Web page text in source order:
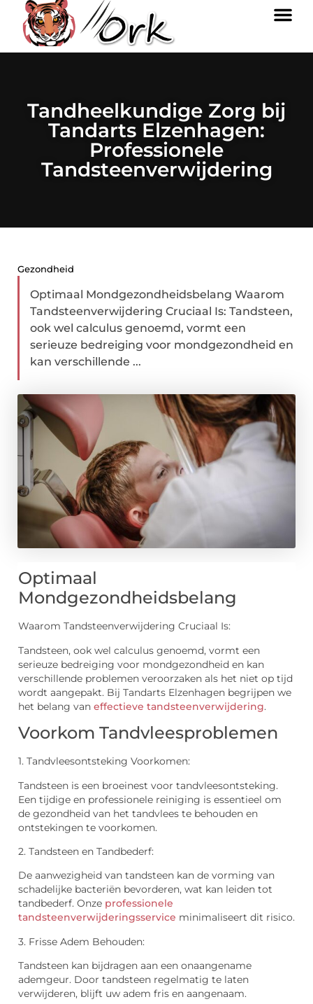
Tandheelkundige Zorg bij
Tandarts Elzenhagen:
Professionele
Tandsteenverwijdering
Gezondheid
Optimaal Mondgezondheidsbelang Waarom
Tandsteenverwijdering Cruciaal Is: Tandsteen,
ook wel calculus genoemd, vormt een
serieuze bedreiging voor mondgezondheid en
kan verschillende ...
Optimaal
Mondgezondheidsbelang
Waarom Tandsteenverwijdering Cruciaal Is:
Tandsteen, ook wel calculus genoemd, vormt een
serieuze bedreiging voor mondgezondheid en kan
verschillende problemen veroorzaken als het niet op tijd
wordt aangepakt. Bij Tandarts Elzenhagen begrijpen we
het belang van effectieve tandsteenverwijdering.
Voorkom Tandvleesproblemen
1. Tandvleesontsteking Voorkomen:
Tandsteen is een broeinest voor tandvleesontsteking.
Een tijdige en professionele reiniging is essentieel om
de gezondheid van het tandvlees te behouden en
ontstekingen te voorkomen.
2. Tandsteen en Tandbederf:
De aanwezigheid van tandsteen kan de vorming van
schadelijke bacteriën bevorderen, wat kan leiden tot
tandbederf. Onze professionele
tandsteenverwijderingsservice minimaliseert dit risico.
3. Frisse Adem Behouden:
Tandsteen kan bijdragen aan een onaangename
ademgeur. Door tandsteen regelmatig te laten
verwijderen, blijft uw adem fris en aangenaam.